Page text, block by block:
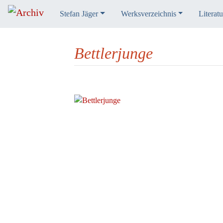
Stefan Jäger Werksverzeichnis
Bettlerjunge